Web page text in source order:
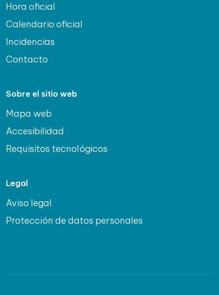
Hora oficial
Calendario oficial
Incidencias
Contacto
Sobre el sitio web
Mapa web
Accesibilidad
Requisitos tecnológicos
Legal
Aviso legal
Protección de datos personales